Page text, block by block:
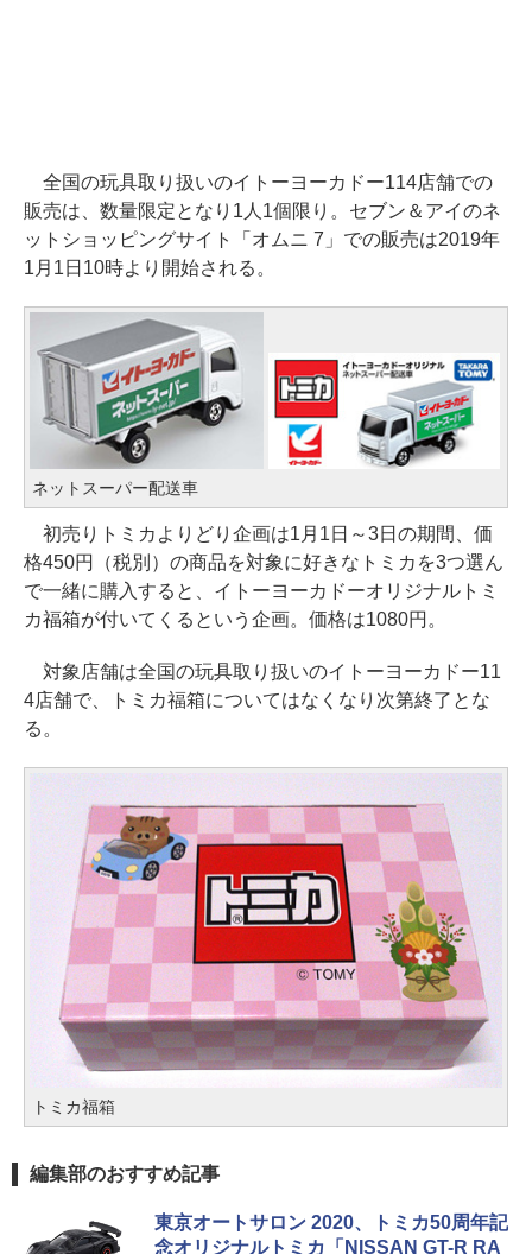
全国の玩具取り扱いのイトーヨーカドー114店舗での
販売は、数量限定となり1人1個限り。セブン＆アイのネ
ットショッピングサイト「オムニ 7」での販売は2019年
1月1日10時より開始される。
ネットスーパー配送車
初売りトミカよりどり企画は1月1日～3日の期間、価
格450円（税別）の商品を対象に好きなトミカを3つ選ん
で一緒に購入すると、イトーヨーカドーオリジナルトミ
カ福箱が付いてくるという企画。価格は1080円。
対象店舗は全国の玩具取り扱いのイトーヨーカドー11
4店舗で、トミカ福箱についてはなくなり次第終了とな
る。
トミカ福箱
編集部のおすすめ記事
東京オートサロン 2020、トミカ50周年記
念オリジナルトミカ「NISSAN GT-R RA